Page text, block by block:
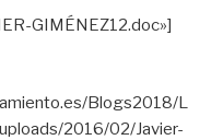
GIMÉNEZ12.doc»]
Blogs2018/L
2016/02/Javier-